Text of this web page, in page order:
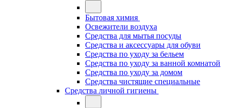
Бытовая химия
Освежители воздуха
Средства для мытья посуды
Средства и аксессуары для обуви
Средства по уходу за бельем
Средства по уходу за ванной комнатой
Средства по уходу за домом
Средства чистящие специальные
Средства личной гигиены